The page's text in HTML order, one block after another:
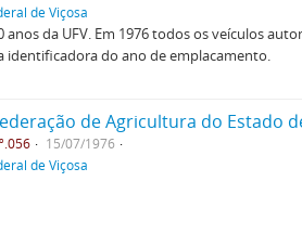
de Viçosa
anos da UFV. Em 1976 todos os veículos
identificadora do ano de emplacamento.
de Agricultura do Estado
15/07/1976
de Viçosa